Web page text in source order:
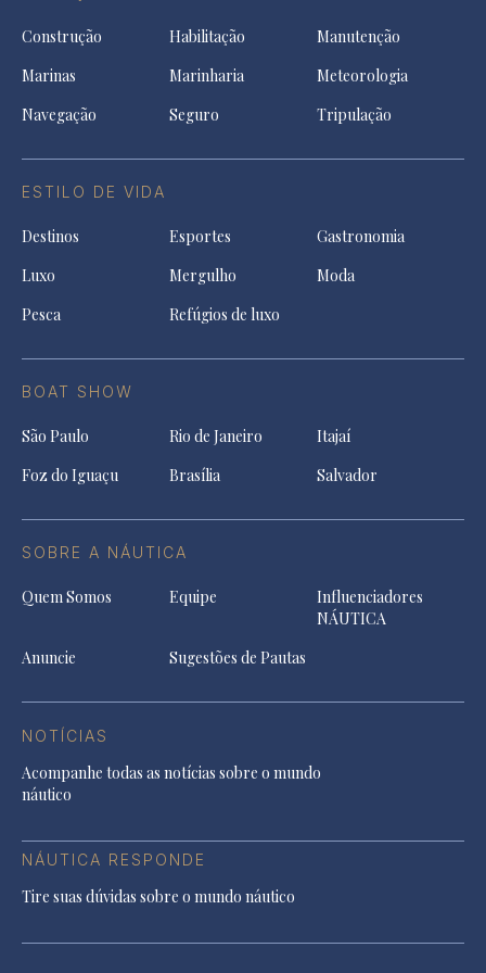
Construção Habilitação
Manutenção
Marinas
Marinharia
Meteorologia
Navegação
Seguro Tripulação
ESTILO DE VIDA
Destinos Esportes
Gastronomia
Luxo
Mergulho
Moda
Pesca
Refúgios de luxo
BOAT SHOW
São Paulo Rio de Janeiro
Itajaí
Foz do Iguaçu
Brasília Salvador
SOBRE A NÁUTICA
Quem Somos Equipe
Influenciadores
NÁUTICA
Anuncie
Sugestões de Pautas
NOTÍCIAS
Acompanhe todas as notícias sobre o mundo
náutico
NÁUTICA RESPONDE
Tire suas dúvidas sobre o mundo náutico